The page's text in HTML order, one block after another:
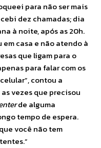
para não ser mais
dez chamadas; dia
à noite, após as 20h.
casa e não atendo à
que ligam para o
para falar com os
contou a
vezes que precisou
de alguma
tempo de espera.
você não tem